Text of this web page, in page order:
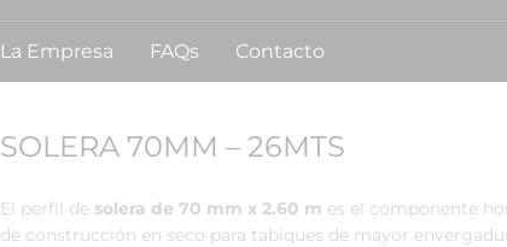
La Empresa FAQs Contacto
SOLERA 70MM – 26MTS
El perfil de solera de 70 mm x 2.60 m es el componente
de construcción en seco para tabiques de mayor